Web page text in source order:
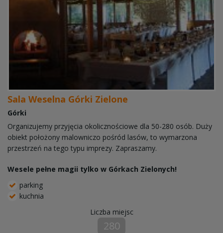
Sala Weselna Górki Zielone
Górki
Organizujemy przyjęcia okolicznościowe dla 50-280 osób. Duży
obiekt położony malowniczo pośród lasów, to wymarzona
przestrzeń na tego typu imprezy. Zapraszamy.
Wesele pełne magii tylko w Górkach Zielonych!
parking
kuchnia
Liczba miejsc
280